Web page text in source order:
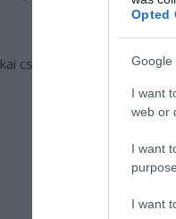
Opted
Google
I want
web or
I want
I want
csótány is képes rá.